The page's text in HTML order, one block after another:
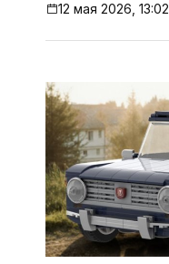
12 мая 2026, 13:02